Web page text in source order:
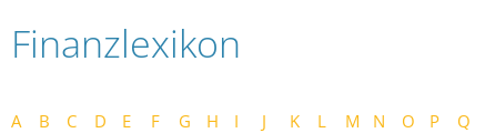
Finanzlexikon
A B C D E F G H I J K L M N O P Q